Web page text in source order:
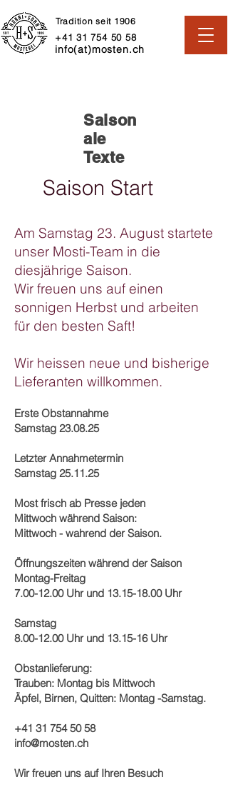
Tradition seit 1906
+41 31 754 50 58
info(at)mosten.ch
Saison
ale
Texte
Saison Start
Am Samstag 23. August startete
unser Mosti-Team in die
diesjährige Saison.
Wir freuen uns auf einen
sonnigen Herbst und arbeiten
für den besten Saft!
Wir heissen neue und bisherige
Lieferanten willkommen.
Erste Obstannahme
Samstag 23.08.25
Letzter Annahmetermin
Samstag 25.11.25
Most frisch ab Presse jeden
Mittwoch während Saison:
Mittwoch - wahrend der Saison.
Öffnungszeiten während der Saison
Montag-Freitag
7.00-12.00 Uhr und 13.15-18.00 Uhr
Samstag
8.00-12.00Uhr und 13.15-16 Uhr
Obstanlieferung:
Trauben: Montag bis Mittwoch
Äpfel, Birnen, Quitten: Montag -Samstag.
+41 31 754 50 58
info@mosten.ch
Wir freuen uns auf Ihren Besuch